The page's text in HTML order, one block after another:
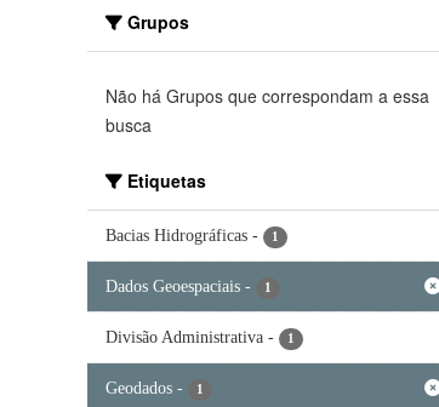
Grupos
Não há Grupos que correspondam a essa
busca
Etiquetas
Bacias Hidrográficas - 1
Dados Geoespaciais - 1
Divisão Administrativa - 1
Geodados - 1